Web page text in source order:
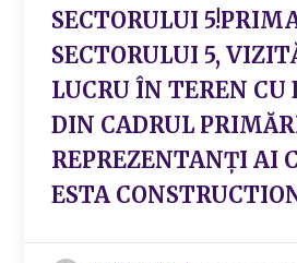
SECTORULUI
SECTORULUI 5,
LUCRU ÎN TEREN CU
DIN CADRUL
REPREZENTANȚI AI
ESTA